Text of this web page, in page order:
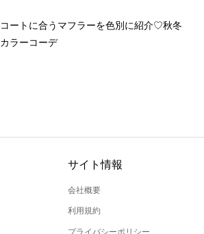
コートに合うマフラーを色別に紹介♡秋冬
カラーコーデ
サイト情報
会社概要
利用規約
プライバシーポリシー